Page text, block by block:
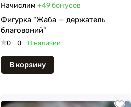
Начислим +49бонусов
Фигурка "Жаба — держатель
благовоний"
0 0 В наличии
В корзину